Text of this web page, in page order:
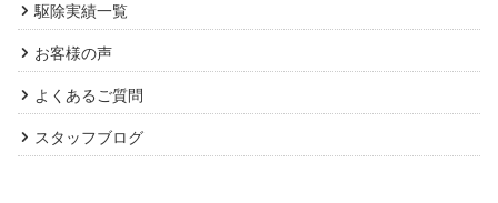
駆除実績一覧
お客様の声
よくあるご質問
スタッフブログ